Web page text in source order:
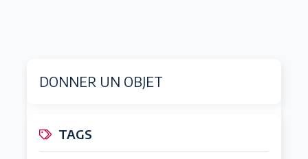
DONNER UN OBJET
TAGS